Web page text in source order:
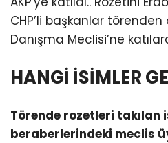
CHP’li başkanlar
Danışma Meclisi’ne
HANGİ İSİMLER
Törende rozetleri takılan
beraberlerindeki meclis